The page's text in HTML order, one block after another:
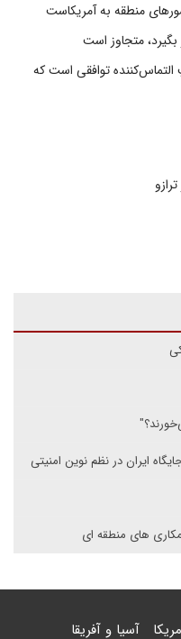
منطقه به آمریکاست
متجاوز است
التماس‌کننده توافقی است که
ایران در نظم نوین امنیتی
های منطقه ای
آسیا و آفریقا